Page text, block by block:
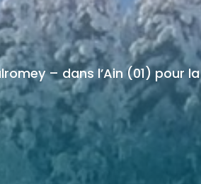
– dans l’Ain (01) pour la